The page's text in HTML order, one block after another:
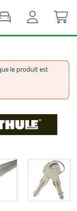
le produit est
SUBARU